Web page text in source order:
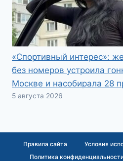
«Спортивный интерес»:
без номеров устроила
Москве и насобирала 28
5 августа 2026
Правила сайта
Условия
Политика